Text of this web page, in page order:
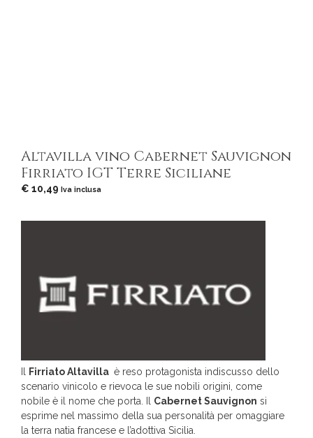
Altavilla vino Cabernet Sauvignon
Firriato IGT Terre Siciliane
€ 10,49 Iva inclusa
Il Firriato Altavilla è reso protagonista indiscusso dello
scenario vinicolo e rievoca le sue nobili origini, come
nobile è il nome che porta. Il Cabernet Sauvignon si
esprime nel massimo della sua personalità per omaggiare
la terra natia francese e l’adottiva Sicilia.